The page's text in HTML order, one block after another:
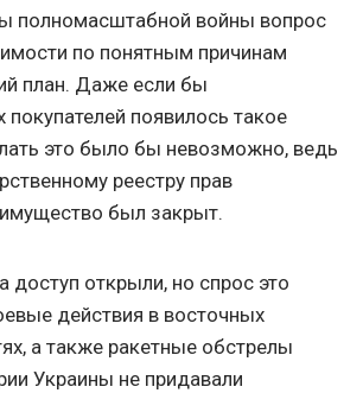
полномасштабной войны вопрос
по понятным причинам
план. Даже если бы
покупателей появилось такое
это было бы невозможно, ведь
реестру прав
был закрыт.
доступ открыли, но спрос это
действия в восточных
а также ракетные обстрелы
Украины не придавали